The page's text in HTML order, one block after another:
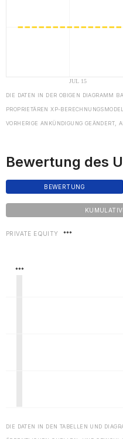
DIE DATEN IN DER OBIGEN DIAGRAMM
PROPRIETÄREN XP-
VORHERIGE ANKÜNDIGUNG GEÄNDERT,
Bewertung des
BEWERTUNG
PRIVATE EQUITY ***
DIE DATEN IN DEN TABELLEN UND